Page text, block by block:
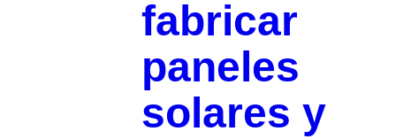
fabricar
paneles
solares y